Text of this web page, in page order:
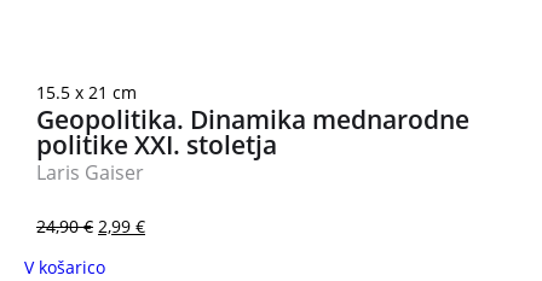
15.5 x 21 cm
Geopolitika. Dinamika mednarodne
politike XXI. stoletja
Laris Gaiser
24,90€ 2,99 €
V košarico